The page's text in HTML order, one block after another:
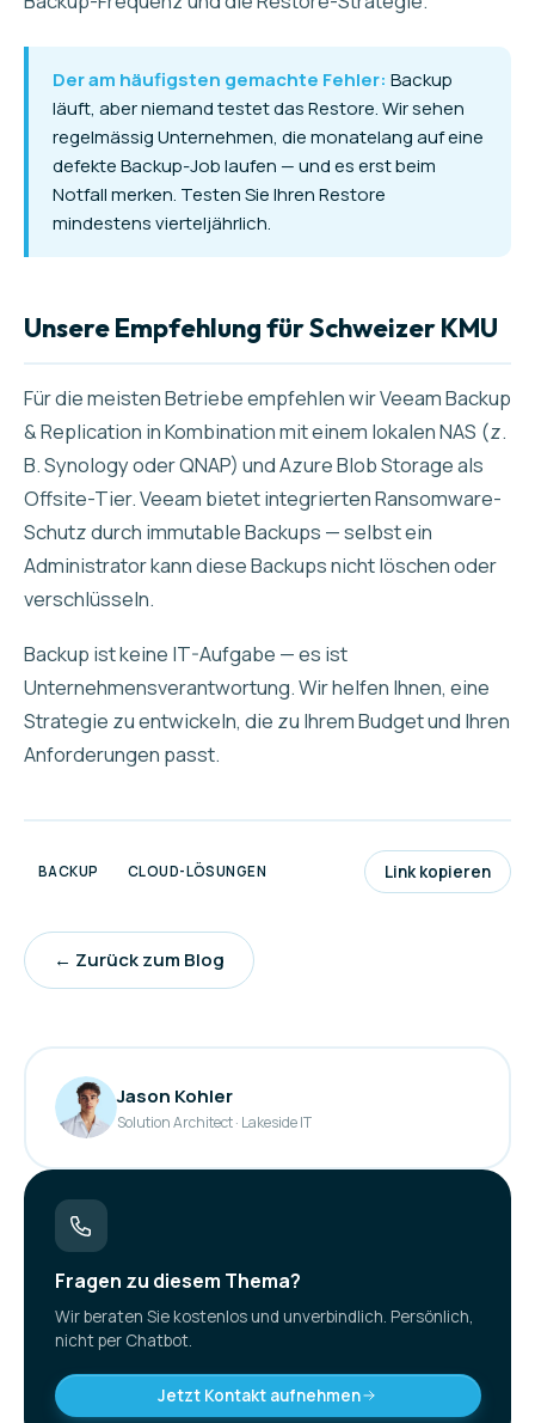
Der am häufigsten gemachte Fehler: Backup
läuft, aber niemand testet das Restore. Wir sehen
regelmässig Unternehmen, die monatelang auf eine
defekte Backup-Job laufen — und es erst beim
Notfall merken. Testen Sie Ihren Restore
mindestens vierteljährlich.
Unsere Empfehlung für Schweizer KMU
Für die meisten Betriebe empfehlen wir Veeam Backup
& Replication in Kombination mit einem lokalen NAS (z.
B. Synology oder QNAP) und Azure Blob Storage als
Offsite-Tier. Veeam bietet integrierten Ransomware-
Schutz durch immutable Backups — selbst ein
Administrator kann diese Backups nicht löschen oder
verschlüsseln.
Backup ist keine IT-Aufgabe — es ist
Unternehmensverantwortung. Wir helfen Ihnen, eine
Strategie zu entwickeln, die zu Ihrem Budget und Ihren
Anforderungen passt.
BACKUP CLOUD-LÖSUNGEN Link kopieren
← Zurück zum Blog
Jason Kohler
Solution Architect· Lakeside IT
Fragen zu diesem Thema?
Wir beraten Sie kostenlos und unverbindlich. Persönlich,
nicht per Chatbot.
Jetzt Kontakt aufnehmen